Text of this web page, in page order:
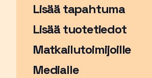
Lisää tapahtuma
Sivu avautuu uudessa
Lisää tuotetiedot
Matkailutoimijoille
Medialle